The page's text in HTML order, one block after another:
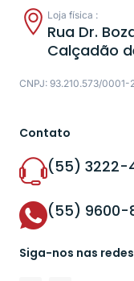
Loja física :
Rua Dr.
Calçadão
CNPJ: 93.210.573/0001-
Contato
(55) 3222-
(55) 9600-
Siga-nos nas